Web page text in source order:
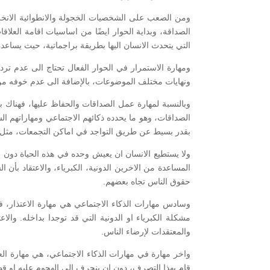
ومن الصعب على الشخصيات الخجولة والانطوائية
الصداقة، وبداية الحوار ايضًا من اساسيات اقامة
التي يتحدث الانسان اليها بطريقة براجماتية، حيث
ومهارة الاستمرار في الحوار الفعال تحتاج الى عدم
ونهايات مختلف الموضوعات، بالإضافة الى عدم خوفه
وبالنسبة لمهارة عمل الصداقات والحفاظ عليها،
الصداقات، وهو ما يحدده ذكائهم الاجتماعي
بقدر بسيط عن طريق التواجد في اماكن التجمعات، مثل
ولا يستطيع الانسان ان يعيش وحده في هذه الحياة
المساعدة من الاخرين الدونية، الكبرياء،
حقوق الناس تجاه بعضهم.
وسادس مهارات الذكاء الاجتماعي هي مهارة
مشكلة الكبرياء او الدونية التي قد توجدا بداخله.
والمعتقدات لإرضاء الناس.
واخر مهارة في مهارات الذكاء الاجتماعي، هي
قام بهذا التصرف، دون ان ينجرف الى الهجوم عليه او